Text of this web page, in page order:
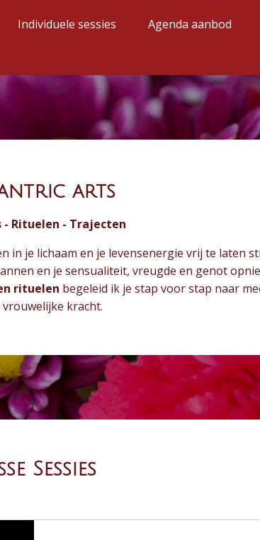
Individuele sessies Agenda aanbod
arts
- Rituelen - Trajecten
in je lichaam en je levensenergie vrij te laten
en je sensualiteit, vreugde en genot
rituelen begeleid ik je stap voor stap naar
vrouwelijke kracht.
Sessies